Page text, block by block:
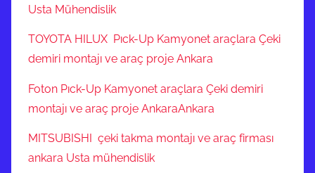
Usta Mühendislik
TOYOTA HILUX Pıck-Up Kamyonet araçlara Çeki
demiri montajı ve araç proje Ankara
Foton Pıck-Up Kamyonet araçlara Çeki demiri
montajı ve araç proje AnkaraAnkara
MITSUBISHI çeki takma montajı ve araç firması
ankara Usta mühendislik